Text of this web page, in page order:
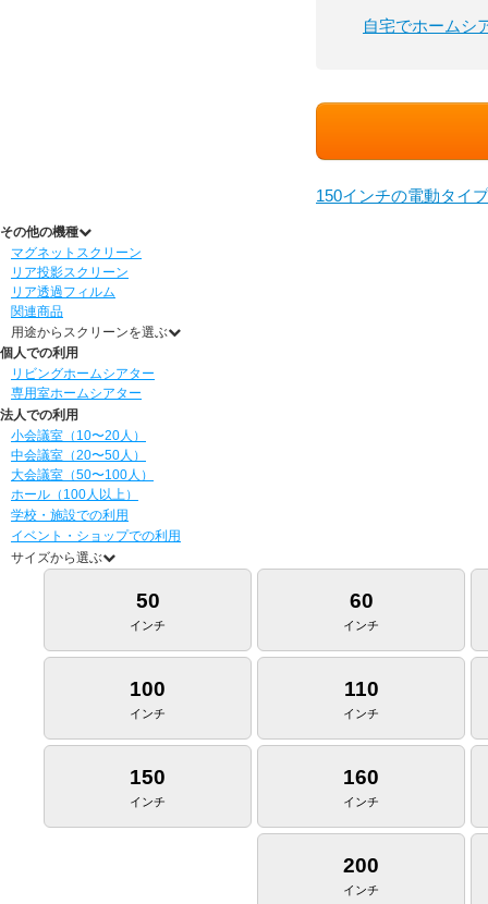
自宅でホームシ
150インチの電動タイ
その他の機種
マグネットスクリーン
リア投影スクリーン
リア透過フィルム
関連商品
用途からスクリーンを選ぶ
個人での利用
リビングホームシアター
専用室ホームシアター
法人での利用
小会議室（10〜20人）
中会議室（20〜50人）
大会議室（50〜100人）
ホール（100人以上）
学校・施設での利用
イベント・ショップでの利用
サイズから選ぶ
50
インチ
60
インチ
100
インチ
110
インチ
150
インチ
160
インチ
200
インチ